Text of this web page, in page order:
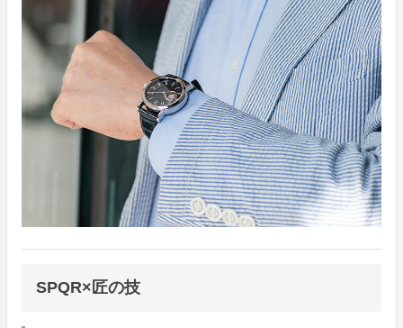
SPQR×匠の技